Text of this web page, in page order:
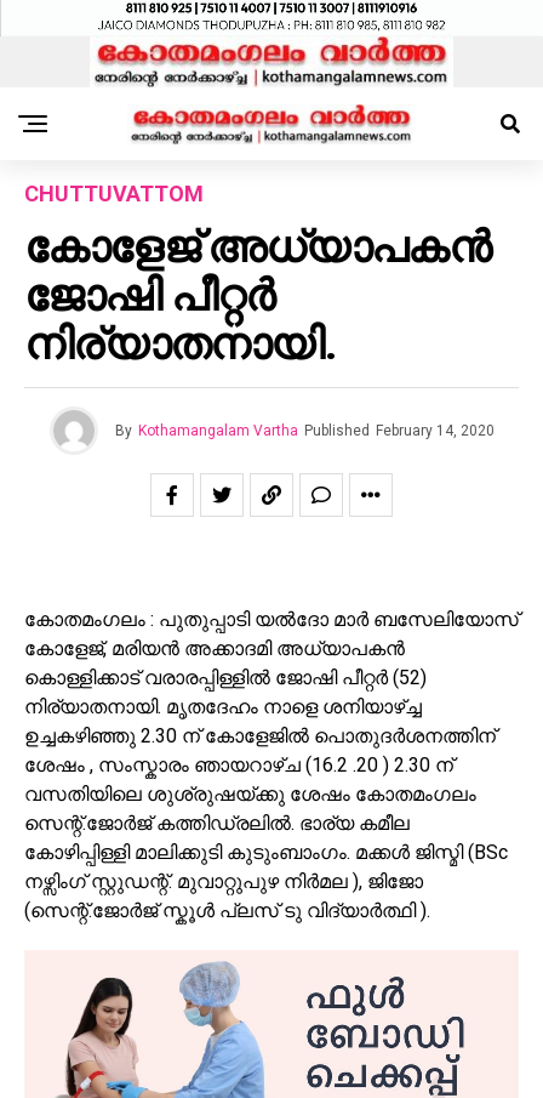
CHUTTUVATTOM
കോളേജ് അധ്യാപകൻ
ജോഷി പീറ്റർ
നിര്യാതനായി.
By Kothamangalam Vartha Published February 14, 2020
കോതമംഗലം : പുതുപ്പാടി യൽദോ മാർ ബസേലിയോസ്
കോളേജ്, മരിയൻ അക്കാദമി അധ്യാപകൻ
കൊള്ളിക്കാട് വരാരപ്പിള്ളിൽ ജോഷി പീറ്റർ (52)
നിര്യാതനായി. മൃതദേഹം നാളെ ശനിയാഴ്ച്ച
ഉച്ചകഴിഞ്ഞു 2.30 ന് കോളേജിൽ പൊതുദർശനത്തിന്
ശേഷം , സംസ്കാരം ഞായറാഴ്ച (16.2 .20 ) 2.30 ന്
വസതിയിലെ ശുശ്രുഷയ്ക്കു ശേഷം കോതമംഗലം
സെന്റ്.ജോർജ് കത്തിഡ്രലിൽ. ഭാര്യ കമീല
കോഴിപ്പിള്ളി മാലിക്കുടി കുടുംബാംഗം. മക്കൾ ജിസ്മി (BSc
നഴ്സിംഗ് സ്റ്റുഡന്റ്. മുവാറ്റുപുഴ നിർമല ), ജിജോ
(സെന്റ്.ജോർജ് സ്കൂൾ പ്ലസ് ടു വിദ്യാർത്ഥി ).